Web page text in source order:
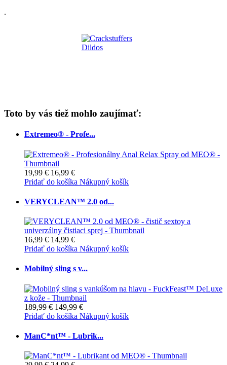
.
Toto by vás tiež mohlo zaujímať:
Extremeo® - Profe...
19,99 € 16,99 €
Pridať do košíka Nákupný košík
VERYCLEAN™ 2.0 od...
16,99 € 14,99 €
Pridať do košíka Nákupný košík
Mobilný sling s v...
189,99 € 149,99 €
Pridať do košíka Nákupný košík
ManC*nt™ - Lubrik...